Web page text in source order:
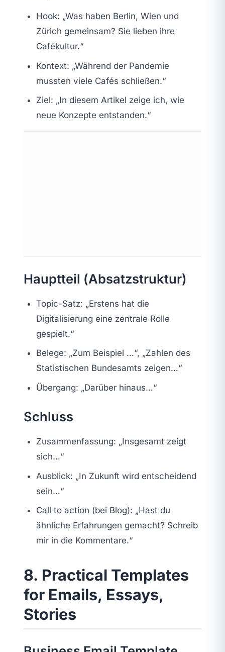
Hook: „Was haben Berlin, Wien und
Zürich gemeinsam? Sie lieben ihre
Cafékultur.“
Kontext: „Während der Pandemie
mussten viele Cafés schließen.“
Ziel: „In diesem Artikel zeige ich, wie
neue Konzepte entstanden.“
Hauptteil (Absatzstruktur)
Topic-Satz: „Erstens hat die
Digitalisierung eine zentrale Rolle
gespielt.“
Belege: „Zum Beispiel …“, „Zahlen des
Statistischen Bundesamts zeigen…“
Übergang: „Darüber hinaus…“
Schluss
Zusammenfassung: „Insgesamt zeigt
sich…“
Ausblick: „In Zukunft wird entscheidend
sein…“
Call to action (bei Blog): „Hast du
ähnliche Erfahrungen gemacht? Schreib
mir in die Kommentare.“
8. Practical Templates
for Emails, Essays,
Stories